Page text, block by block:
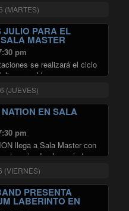
comerciales ni
ha invitado a Osvaldo
una serie de
una …Continuar leyendo
(MARTES)
JULIO PARA EL
MASTER
pm
se realizará el ciclo
para el bronce», que
el 14 y 28 de ese mes en
la Radio Universidad de
leyendo"CICLO DMUS
(JUEVES)
EN SALA
pm
llega a Sala Master con
trasciende el concierto
músicos en escena dando
vibrante entre la esencia
de una …
"IRINA DOOM NATION EN SALA
(VIERNES)
PRESENTA
LABERINTO EN